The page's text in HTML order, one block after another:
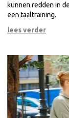
kunnen redden in
een taaltraining.
lees verder